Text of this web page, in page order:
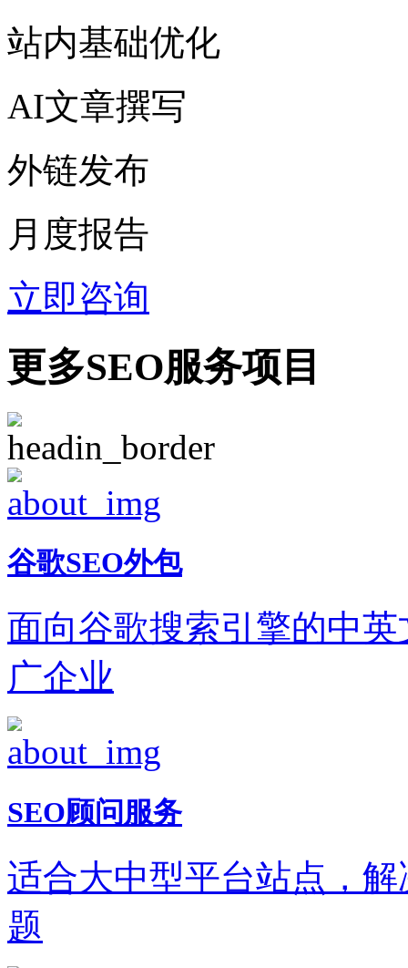
站内基础优化
AI文章撰写
外链发布
月度报告
立即咨询
更多SEO服务项目
谷歌SEO外包
面向谷歌搜索引擎的中
广企业
SEO顾问服务
适合大中型平台站点，
题